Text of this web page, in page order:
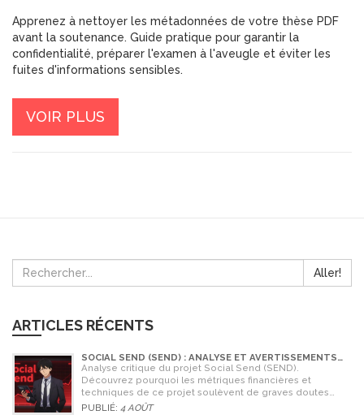
Apprenez à nettoyer les métadonnées de votre thèse PDF
avant la soutenance. Guide pratique pour garantir la
confidentialité, préparer l'examen à l'aveugle et éviter les
fuites d'informations sensibles.
VOIR PLUS
Aller!
ARTICLES RÉCENTS
SOCIAL SEND (SEND) : ANALYSE ET AVERTISSEMENTS
CRITIQUES POUR 2026
Analyse critique du projet Social Send (SEND).
Découvrez pourquoi les métriques financières et
techniques de ce projet soulèvent de graves doutes
quant à sa légitimité en 2026.
PUBLIÉ: 4 AOÛT